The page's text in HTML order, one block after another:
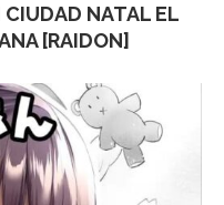
CIUDAD NATAL EL
[RAIDON]